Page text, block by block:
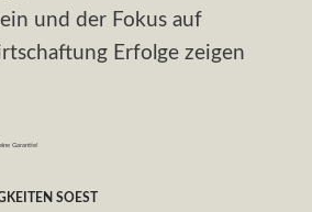
und der Fokus auf
Erfolge zeigen
Garantie!
SOEST